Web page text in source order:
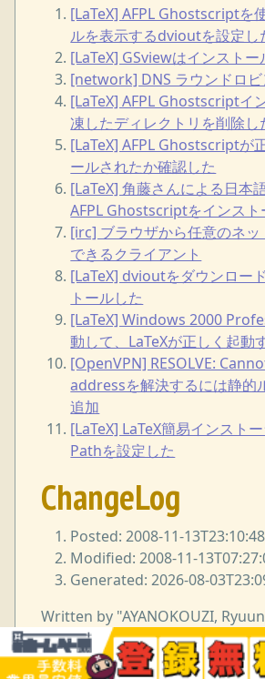
[LaTeX] AFPL Ghostscriptを
ルを表示するdvioutを設定し
[LaTeX] GSviewはインストー
[network] DNS ラウンドロビ
[LaTeX] AFPL Ghostscriptイ
凍したディレクトリを削除し
[LaTeX] AFPL Ghostscriptが
ールされたか確認した
[LaTeX] 角藤さんによる日本
AFPL Ghostscriptをインスト
[irc] ブラウザから任意のネ
できるクライアント
[LaTeX] dvioutをダウンロー
トールした
[LaTeX] Windows 2000
動して、LaTeXが正しく起動
[OpenVPN] RESOLVE:
addressを解決するには静的
追加
[LaTeX] LaTeX簡易インストー
Pathを設定した
ChangeLog
Posted: 2008-11-
Modified: 2008-11-
Generated: 2026-08-
Written by "AYANOKOUZI,
<i38w7i3@yahoo.co.jp> under
Documentation License.